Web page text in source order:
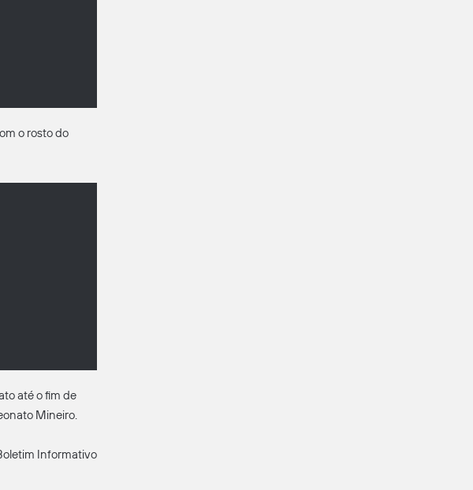
o rosto do
até o fim de
Mineiro.
Informativo